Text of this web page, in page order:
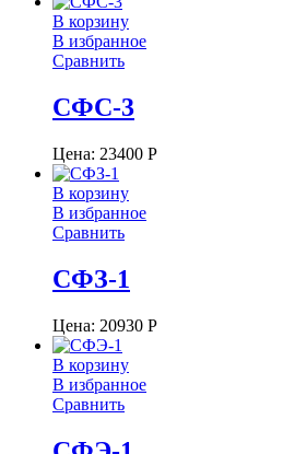
В корзину
В избранное
Сравнить
СФС-3
Цена: 23400 Р
В корзину
В избранное
Сравнить
СФЗ-1
Цена: 20930 Р
В корзину
В избранное
Сравнить